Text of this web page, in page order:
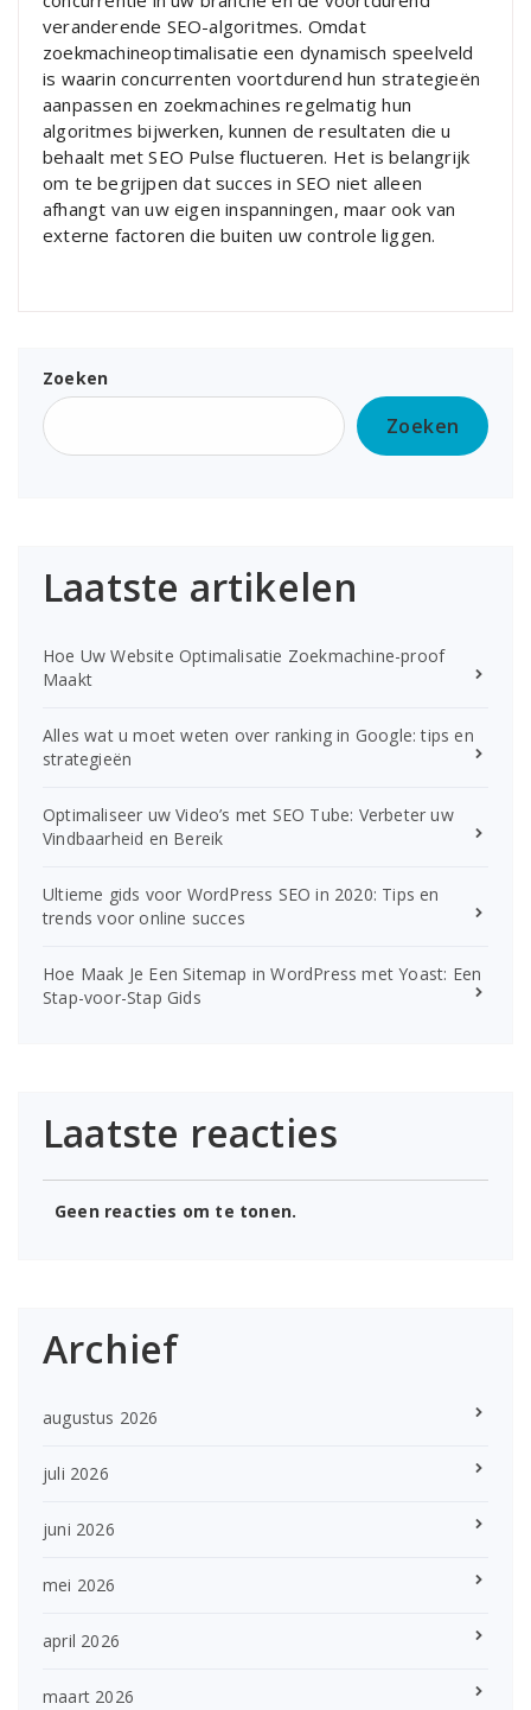
veranderende SEO-algoritmes. Omdat
zoekmachineoptimalisatie een dynamisch speelveld
is waarin concurrenten voortdurend hun strategieën
aanpassen en zoekmachines regelmatig hun
algoritmes bijwerken, kunnen de resultaten die u
behaalt met SEO Pulse fluctueren. Het is belangrijk
om te begrijpen dat succes in SEO niet alleen
afhangt van uw eigen inspanningen, maar ook van
externe factoren die buiten uw controle liggen.
Zoeken
Zoeken
Laatste artikelen
Hoe Uw Website Optimalisatie Zoekmachine-proof
Maakt
Alles wat u moet weten over ranking in Google: tips en
strategieën
Optimaliseer uw Video’s met SEO Tube: Verbeter uw
Vindbaarheid en Bereik
Ultieme gids voor WordPress SEO in 2020: Tips en
trends voor online succes
Hoe Maak Je Een Sitemap in WordPress met Yoast: Een
Stap-voor-Stap Gids
Laatste reacties
Geen reacties om te tonen.
Archief
augustus 2026
juli 2026
juni 2026
mei 2026
april 2026
maart 2026